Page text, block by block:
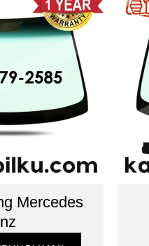
Mercedes